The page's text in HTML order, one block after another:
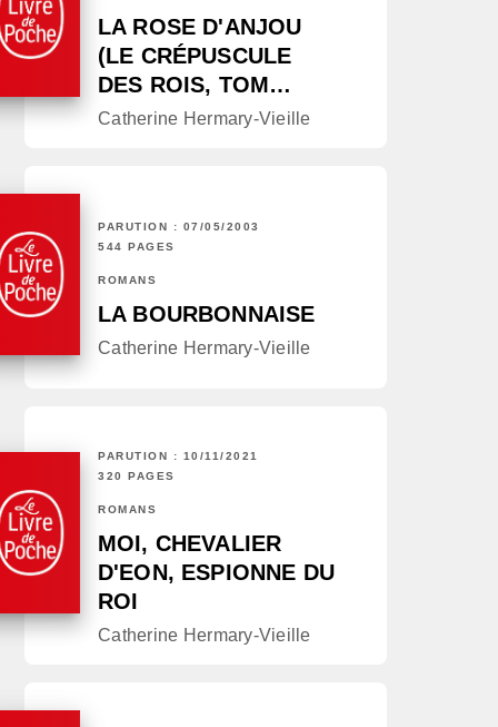
LA ROSE D'ANJOU
(LE CRÉPUSCULE
DES ROIS, TOM…
Catherine Hermary-Vieille
PARUTION : 07/05/2003
544 PAGES
ROMANS
LA BOURBONNAISE
Catherine Hermary-Vieille
PARUTION : 10/11/2021
320 PAGES
ROMANS
MOI, CHEVALIER
D'EON, ESPIONNE DU
ROI
Catherine Hermary-Vieille